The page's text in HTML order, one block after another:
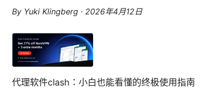
By Yuki Klingberg · 2026年4月12日
代理软件clash：小白也能看懂的终极使用指南